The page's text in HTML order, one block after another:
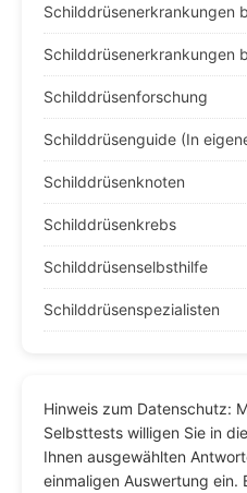
Schilddrüsenerkrankungen
Schilddrüsenerkrankungen
Schilddrüsenforschung
Schilddrüsenguide (In
Schilddrüsenknoten
Schilddrüsenkrebs
Schilddrüsenselbsthilfe
Schilddrüsenspezialisten
Hinweis zum Datenschutz:
Selbsttests willigen Sie in
Ihnen ausgewählten
einmaligen Auswertung ein.